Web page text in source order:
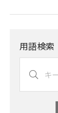
用語検索